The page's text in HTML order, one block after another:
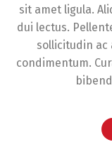
sit amet ligula.
dui lectus.
sollicitudin ac
condimentum.